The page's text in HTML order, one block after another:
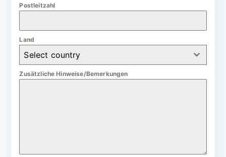
Postleitzahl
Land
Select country
Zusätzliche Hinweise/Bemerkungen